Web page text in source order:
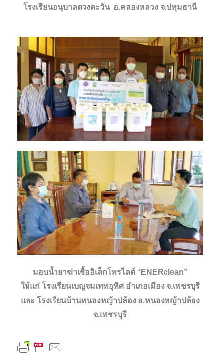
โรงเรียนอนุบาลดวงตะวัน อ.คลองหลวง จ.ปทุมธานี
มอบน้ำยาฆ่าเชื้ออิเล็กโทรไลต์ “ENERclean”
ให้แก่ โรงเรียนเบญจมเทพอุทิศ อำเภอเมือง จ.เพชรบุรี
และ โรงเรียนบ้านหนองหญ้าปล้อง อ.หนองหญ้าปล้อง
จ.เพชรบุรี